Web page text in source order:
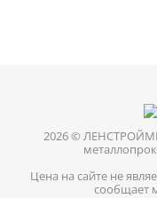
2026 ©
Цена на сайте не
сообщает